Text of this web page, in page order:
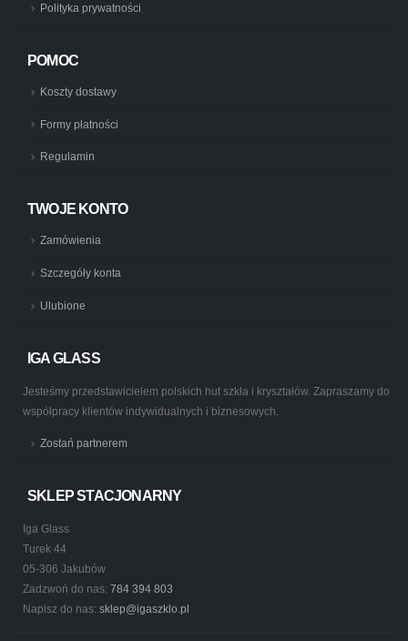
Polityka prywatności
POMOC
Koszty dostawy
Formy płatności
Regulamin
TWOJE KONTO
Zamówienia
Szczegóły konta
Ulubione
IGA GLASS
Jesteśmy przedstawicielem polskich hut szkła i kryształów. Zapraszamy do
współpracy klientów indywidualnych i biznesowych.
Zostań partnerem
SKLEP STACJONARNY
Iga Glass
Turek 44
05-306 Jakubów
Zadzwoń do nas: 784 394 803
Napisz do nas: sklep@igaszklo.pl